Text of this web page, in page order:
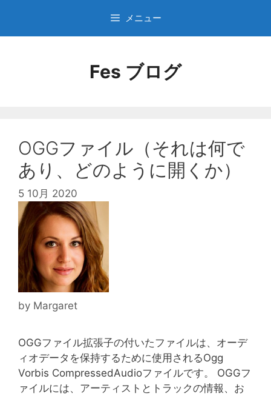
テ
メニュー
Fes ブログ
OGGファイル（それは何で
あり、どのように開くか）
5 10月 2020
by Margaret
OGGファイル拡張子の付いたファイルは、オーデ
ィオデータを保持するために使用されるOgg
Vorbis CompressedAudioファイルです。 OGGフ
ァイルには、アーティストとトラックの情報、お